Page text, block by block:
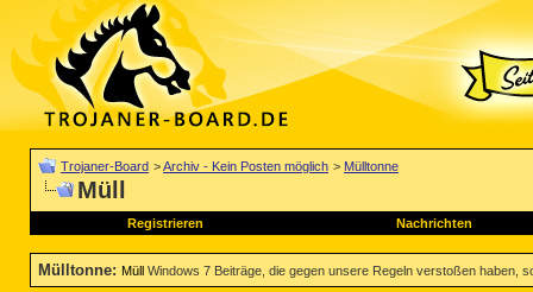
Trojaner-Board >Archiv - Kein Posten möglich > Mülltonne
Müll
Registrieren Nachrichten
Mülltonne: Müll Windows 7 Beiträge, die gegen unsere Regeln verstoßen haben,